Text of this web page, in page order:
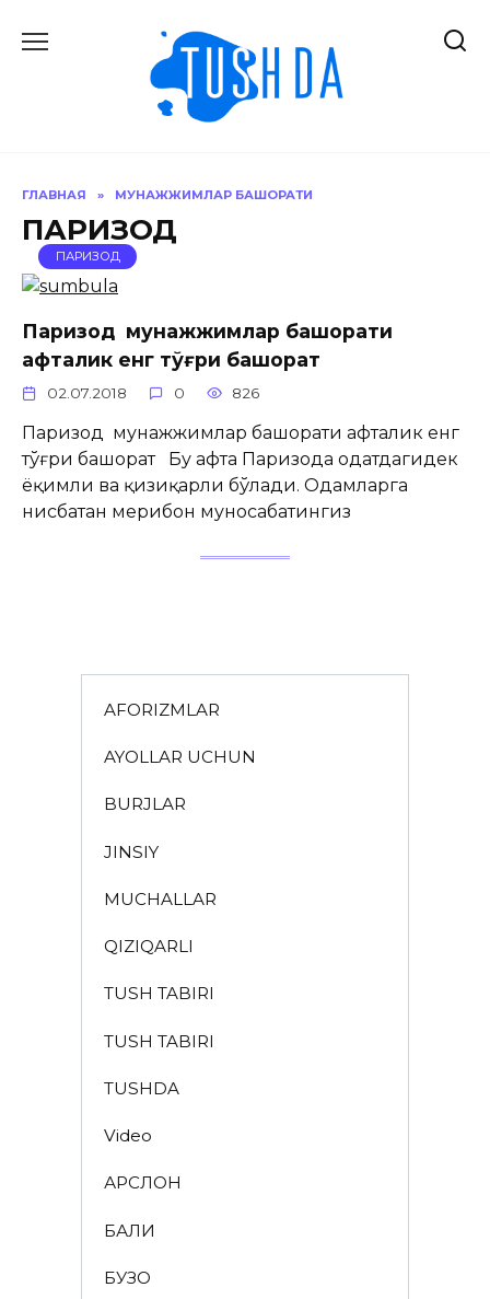
ГЛАВНАЯ » МУНАЖЖИМЛАР БАШОРАТИ
ПАРИЗОД
ПАРИЗОД
Паризод мунажжимлар башорати
ҳафталик енг тўғри башорат
02.07.2018 0 826
Паризод мунажжимлар башорати ҳафталик енг
тўғри башорат Бу ҳафта Паризода одатдагидек
ёқимли ва қизиқарли бўлади. Одамларга
нисбатан меҳрибон муносабатингиз
AFORIZMLAR
AYOLLAR UCHUN
BURJLAR
JINSIY
MUCHALLAR
QIZIQARLI
TUSH TABIRI
TUSH TABIRI
TUSHDA
Video
АРСЛОН
БАЛИҚ
БУЗОҚ